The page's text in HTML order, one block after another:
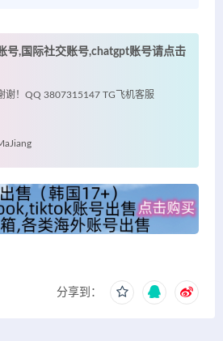
号,国际社交账号,chatgpt账号请点击
谢！QQ 3807315147 TG飞机客服
分享到：